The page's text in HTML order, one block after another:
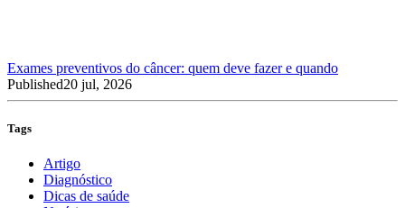
Exames preventivos do câncer: quem deve fazer e quando
Published20 jul, 2026
Tags
Artigo
Diagnóstico
Dicas de saúde